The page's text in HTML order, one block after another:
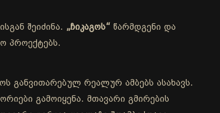
შეიძინა. „ჩიკაგოს“ წარმდგენი და
პროექტებს.
განვითარებულ რეალურ ამბებს ასახავს.
გამოიყენა. მთავარი გმირების